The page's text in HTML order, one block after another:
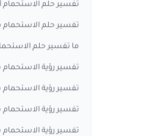
تفسير حلم الاستحمام
تفسير حلم الاستحمام
ما تفسير حلم
تفسير رؤية الاستحمام
تفسير رؤية
تفسير رؤية الاستحمام
تفسير رؤية الاستحمام